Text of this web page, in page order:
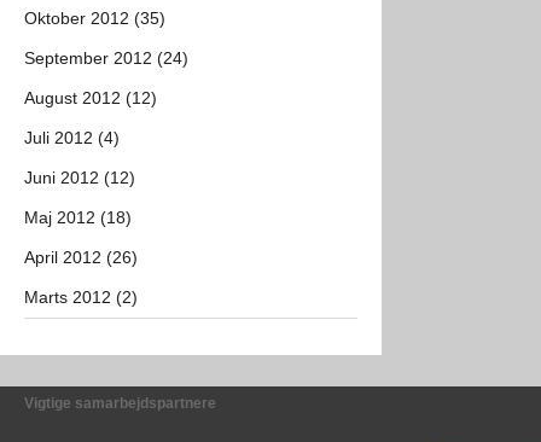
Oktober 2012 (35)
September 2012 (24)
August 2012 (12)
Juli 2012 (4)
Juni 2012 (12)
Maj 2012 (18)
April 2012 (26)
Marts 2012 (2)
Vigtige samarbejdspartnere